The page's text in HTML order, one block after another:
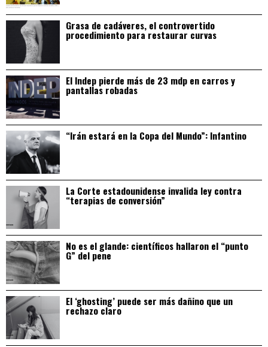
Grasa de cadáveres, el controvertido
procedimiento para restaurar curvas
El Indep pierde más de 23 mdp en carros y
pantallas robadas
“Irán estará en la Copa del Mundo”: Infantino
La Corte estadounidense invalida ley contra
“terapias de conversión”
No es el glande: científicos hallaron el “punto
G” del pene
El ‘ghosting’ puede ser más dañino que un
rechazo claro